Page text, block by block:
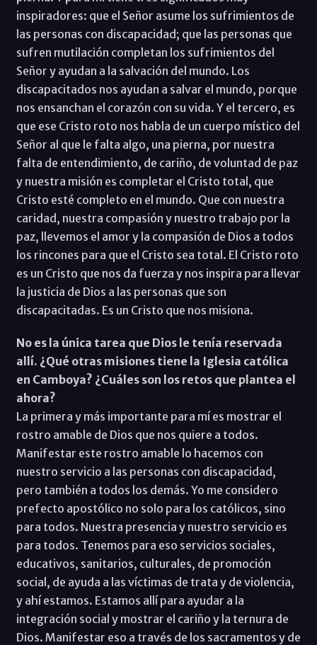
inspiradores: que el Señor asume los sufrimientos de
las personas con discapacidad; que las personas que
sufren mutilación completan los sufrimientos del
Señor y ayudan a la salvación del mundo. Los
discapacitados nos ayudan a salvar el mundo, porque
nos ensanchan el corazón con su vida. Y el tercero, es
que ese Cristo roto nos habla de un cuerpo místico del
Señor al que le falta algo, una pierna, por nuestra
falta de entendimiento, de cariño, de voluntad de paz
y nuestra misión es completar el Cristo total, que
Cristo esté completo en el mundo. Que con nuestra
caridad, nuestra compasión y nuestro trabajo por la
paz, llevemos el amor y la compasión de Dios a todos
los rincones para que el Cristo sea total. El Cristo roto
es un Cristo que nos da fuerza y nos inspira para llevar
la justicia de Dios a las personas que son
discapacitadas. Es un Cristo que nos misiona.
No es la única tarea que Dios le tenía reservada
allí. ¿Qué otras misiones tiene la Iglesia católica
en Camboya? ¿Cuáles son los retos que plantea el
ahora?
La primera y más importante para mí es mostrar el
rostro amable de Dios que nos quiere a todos.
Manifestar este rostro amable lo hacemos con
nuestro servicio a las personas con discapacidad,
pero también a todos los demás. Yo me considero
prefecto apostólico no solo para los católicos, sino
para todos. Nuestra presencia y nuestro servicio es
para todos. Tenemos para eso servicios sociales,
educativos, sanitarios, culturales, de promoción
social, de ayuda a las víctimas de trata y de violencia,
y ahí estamos. Estamos allí para ayudar a la
integración social y mostrar el cariño y la ternura de
Dios. Manifestar eso a través de los sacramentos y de